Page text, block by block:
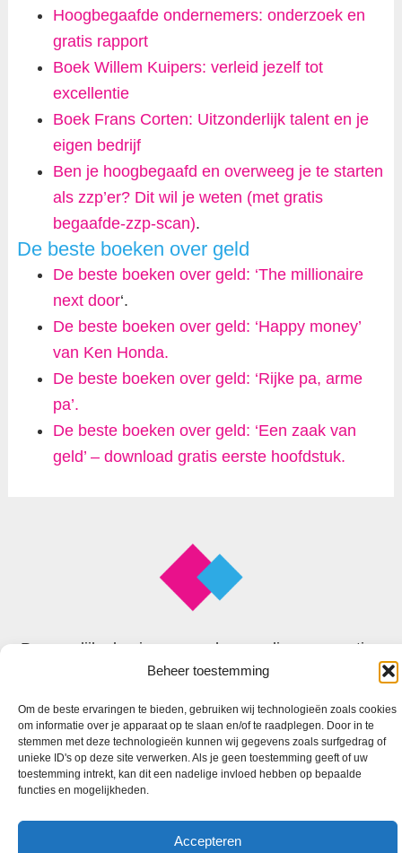
Beheer toestemming
Om de beste ervaringen te bieden, gebruiken wij technologieën zoals cookies
om informatie over je apparaat op te slaan en/of te raadplegen. Door in te
stemmen met deze technologieën kunnen wij gegevens zoals surfgedrag of
unieke ID's op deze site verwerken. Als je geen toestemming geeft of uw
toestemming intrekt, kan dit een nadelige invloed hebben op bepaalde
functies en mogelijkheden.
Accepteren
Hoogbegaafde ondernemers: onderzoek en
gratis rapport
Boek Willem Kuipers: verleid jezelf tot
excellentie
Boek Frans Corten: Uitzonderlijk talent en je
eigen bedrijf
Ben je hoogbegaafd en overweeg je te starten
als zzp’er? Dit wil je weten (met gratis
begaafde-zzp-scan).
De beste boeken over geld
De beste boeken over geld: ‘The millionaire
next door‘.
De beste boeken over geld: ‘Happy money’
van Ken Honda.
De beste boeken over geld: ‘Rijke pa, arme
pa’.
De beste boeken over geld: ‘Een zaak van
geld’ – download gratis eerste hoofdstuk.
Persoonlijke business coach voor slimme, creatieve
en begaafde zzp’ers
© 2026 Faxion